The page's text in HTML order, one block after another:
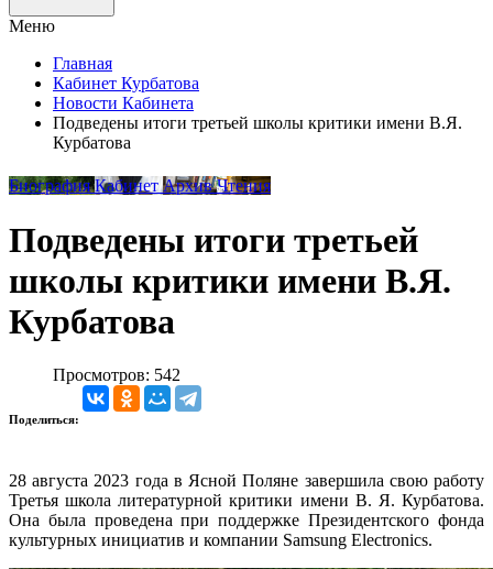
Меню
Главная
Кабинет Курбатова
Новости Кабинета
Подведены итоги третьей школы критики имени В.Я.
Курбатова
БиографияКабинетАрхивЧтения
Подведены итоги третьей
школы критики имени В.Я.
Курбатова
Просмотров: 542
Поделиться:
28 августа 2023 года в Ясной Поляне завершила свою работу
Третья школа литературной критики имени В. Я. Курбатова.
Она была проведена при поддержке Президентского фонда
культурных инициатив и компании Samsung Electronics.